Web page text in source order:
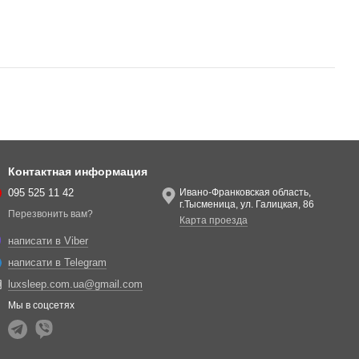
Контактная информация
095 525 11 42
Перезвонить вам?
написати в Viber
написати в Telegram
luxsleep.com.ua@gmail.com
Ивано-Франковская область,
г.Тысменица, ул. Галицкая, 86
Карта проезда
Мы в соцсетях